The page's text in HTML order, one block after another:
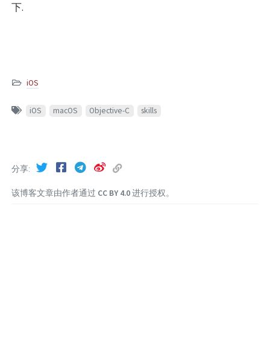
下.
iOS
iOS macOS Objective-C skills
该博客文章由作者通过 CC BY 4.0进行授权。
分享